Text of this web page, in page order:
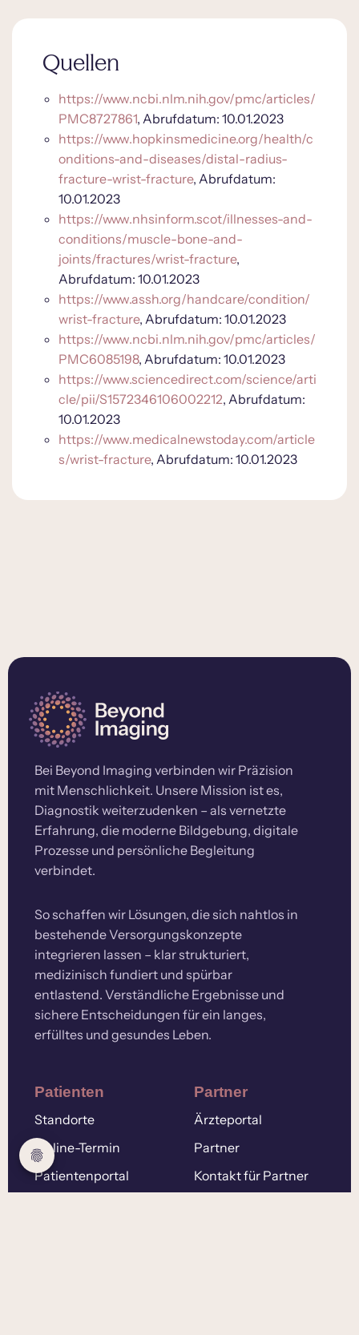
Quellen
https://www.ncbi.nlm.nih.gov/pmc/articles/
PMC8727861, Abrufdatum: 10.01.2023
https://www.hopkinsmedicine.org/health/c
onditions-and-diseases/distal-radius-
fracture-wrist-fracture, Abrufdatum:
10.01.2023
https://www.nhsinform.scot/illnesses-and-
conditions/muscle-bone-and-
joints/fractures/wrist-fracture,
Abrufdatum: 10.01.2023
https://www.assh.org/handcare/condition/
wrist-fracture, Abrufdatum: 10.01.2023
https://www.ncbi.nlm.nih.gov/pmc/articles/
PMC6085198, Abrufdatum: 10.01.2023
https://www.sciencedirect.com/science/arti
cle/pii/S1572346106002212, Abrufdatum:
10.01.2023
https://www.medicalnewstoday.com/article
s/wrist-fracture, Abrufdatum: 10.01.2023
Bei Beyond Imaging verbinden wir Präzision
mit Menschlichkeit. Unsere Mission ist es,
Diagnostik weiterzudenken – als vernetzte
Erfahrung, die moderne Bildgebung, digitale
Prozesse und persönliche Begleitung
verbindet.
So schaffen wir Lösungen, die sich nahtlos in
bestehende Versorgungskonzepte
integrieren lassen – klar strukturiert,
medizinisch fundiert und spürbar
entlastend. Verständliche Ergebnisse und
sichere Entscheidungen für ein langes,
erfülltes und gesundes Leben.
Patienten
Standorte
Online-Termin
Patientenportal
Partner
Ärzteportal
Partner
Kontakt für Partner